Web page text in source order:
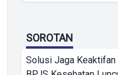
SOROTAN
Solusi Jaga